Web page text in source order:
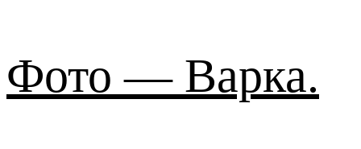
к
содержимому
Фото — Варка.